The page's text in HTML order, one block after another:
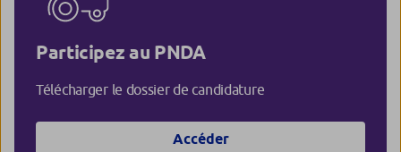
Participez au PNDA
Télécharger le dossier de candidature
Accéder